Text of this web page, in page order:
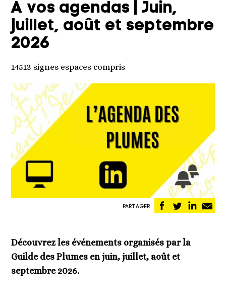
À vos agendas | Juin,
juillet, août et septembre
2026
14513 signes espaces compris
PARTAGER
Partager
sur
Partager
sur sur
Découvrez les événements organisés par la
Guilde des Plumes en juin, juillet, août et
septembre 2026.